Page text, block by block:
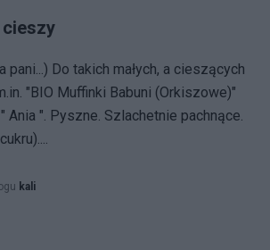
cieszy
pani...) Do takich małych, a cieszących
"BIO Muffinki Babuni (Orkiszowe)"
Ania ". Pyszne. Szlachetnie pachnące.
kali